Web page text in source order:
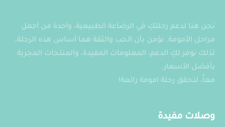
نحن هنا لدعم رحلتكِ في الرضاعة الطبيعية، واحدة من أجمل
مراحل الأمومة. نؤمن بأن الحب والثقة هما أساس هذه الرحلة،
لذلك نوفر لكِ الدعم، المعلومات المفيدة، والمنتجات المجربة
بأفضل الأسعار.
معاً، لنحقق رحلة امومة رائعة!
وصلات مفيدة